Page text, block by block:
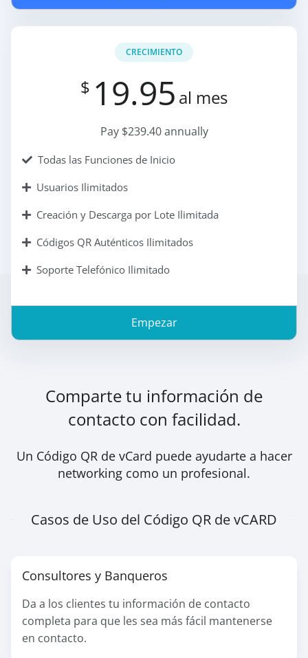
CRECIMIENTO
$ 19.95 al mes
Pay $239.40 annually
Todas las Funciones de Inicio
Usuarios Ilimitados
Creación y Descarga por Lote Ilimitada
Códigos QR Auténticos Ilimitados
Soporte Telefónico Ilimitado
Empezar
Comparte tu información de
contacto con facilidad.
Un Código QR de vCard puede ayudarte a hacer
networking como un profesional.
Casos de Uso del Código QR de vCARD
Consultores y Banqueros
Da a los clientes tu información de contacto
completa para que les sea más fácil mantenerse
en contacto.